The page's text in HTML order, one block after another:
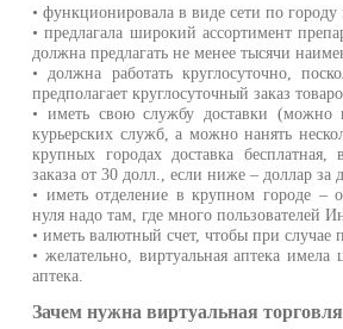
• функционировала в виде сети по
• предлагала широкий ассортимент
должна предлагать не менее тысячи
• должна работать круглосуточно,
предполагает круглосуточный заказ
• иметь свою службу доставки (можно
курьерских служб, а можно нанять
крупных городах доставка
заказа от 30 долл., если ниже – доллар за
• иметь отделение в крупном городе –
нуля надо там, где много пользователей
• иметь валютный счет, чтобы при случае
• желательно, виртуальная аптека
аптека.
Зачем нужна виртуальная торговля